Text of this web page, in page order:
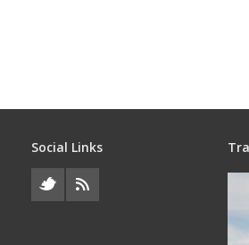
Social Links